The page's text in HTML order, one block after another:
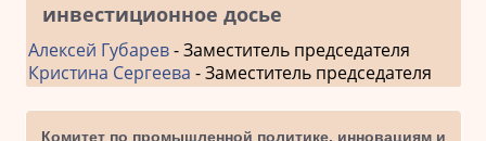
инвестиционное досье
Алексей Губарев- Заместитель председателя
Кристина Сергеева - Заместитель председателя
Комитет по промышленной политике, инновациям и